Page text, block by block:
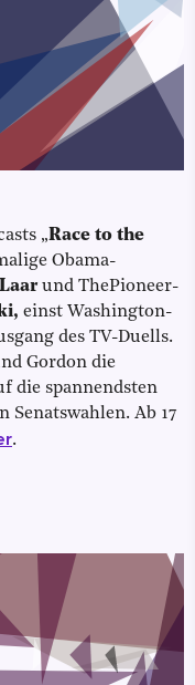
„Race to the
Obama-
und ThePioneer-
einst Washington-
des TV-Duells.
Gordon die
die spannendsten
Senatswahlen. Ab 17
.